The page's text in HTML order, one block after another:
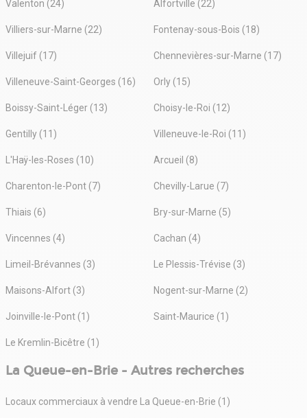
Valenton (24) Alfortville (22)
Villiers-sur-Marne (22) Fontenay-sous-Bois (18)
Villejuif (17) Chennevières-sur-Marne (17)
Villeneuve-Saint-Georges (16) Orly (15)
Boissy-Saint-Léger (13) Choisy-le-Roi (12)
Gentilly (11) Villeneuve-le-Roi (11)
L'Haÿ-les-Roses (10) Arcueil (8)
Charenton-le-Pont (7) Chevilly-Larue (7)
Thiais (6) Bry-sur-Marne (5)
Vincennes (4) Cachan (4)
Limeil-Brévannes (3) Le Plessis-Trévise (3)
Maisons-Alfort (3) Nogent-sur-Marne (2)
Joinville-le-Pont (1) Saint-Maurice (1)
Le Kremlin-Bicêtre (1)
La Queue-en-Brie - Autres recherches
Locaux commerciaux à vendre La Queue-en-Brie (1)